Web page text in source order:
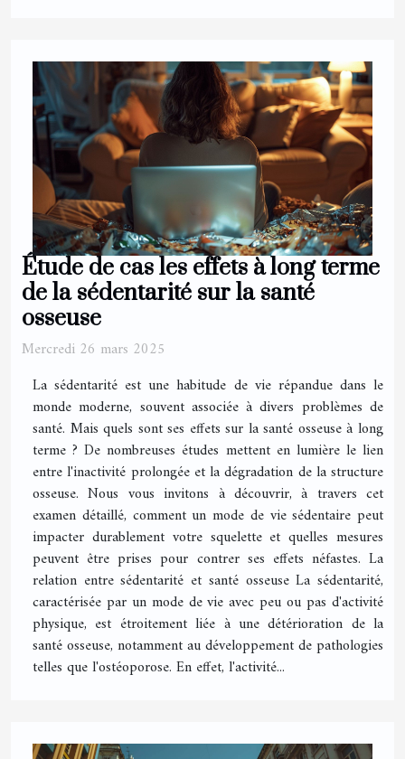
Étude de cas les effets à long terme
de la sédentarité sur la santé
osseuse
Mercredi 26 mars 2025
La sédentarité est une habitude de vie répandue dans le
monde moderne, souvent associée à divers problèmes de
santé. Mais quels sont ses effets sur la santé osseuse à long
terme ? De nombreuses études mettent en lumière le lien
entre l'inactivité prolongée et la dégradation de la structure
osseuse. Nous vous invitons à découvrir, à travers cet
examen détaillé, comment un mode de vie sédentaire peut
impacter durablement votre squelette et quelles mesures
peuvent être prises pour contrer ses effets néfastes. La
relation entre sédentarité et santé osseuse La sédentarité,
caractérisée par un mode de vie avec peu ou pas d'activité
physique, est étroitement liée à une détérioration de la
santé osseuse, notamment au développement de pathologies
telles que l'ostéoporose. En effet, l'activité...